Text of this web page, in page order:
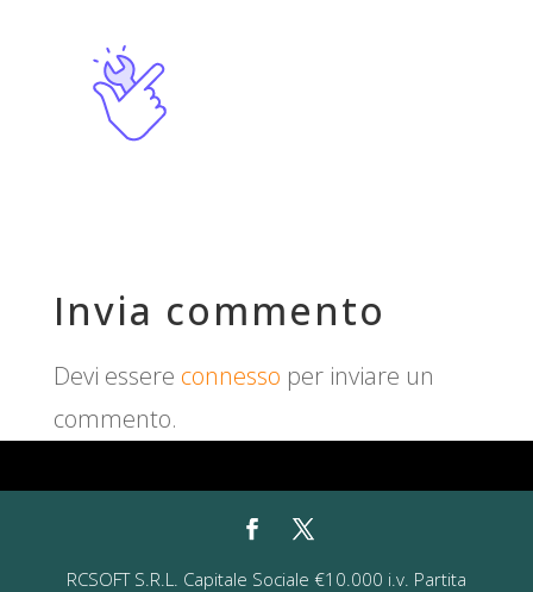
Invia commento
Devi essere connesso per inviare un
commento.
RCSOFT S.R.L. Capitale Sociale €10.000 i.v. Partita